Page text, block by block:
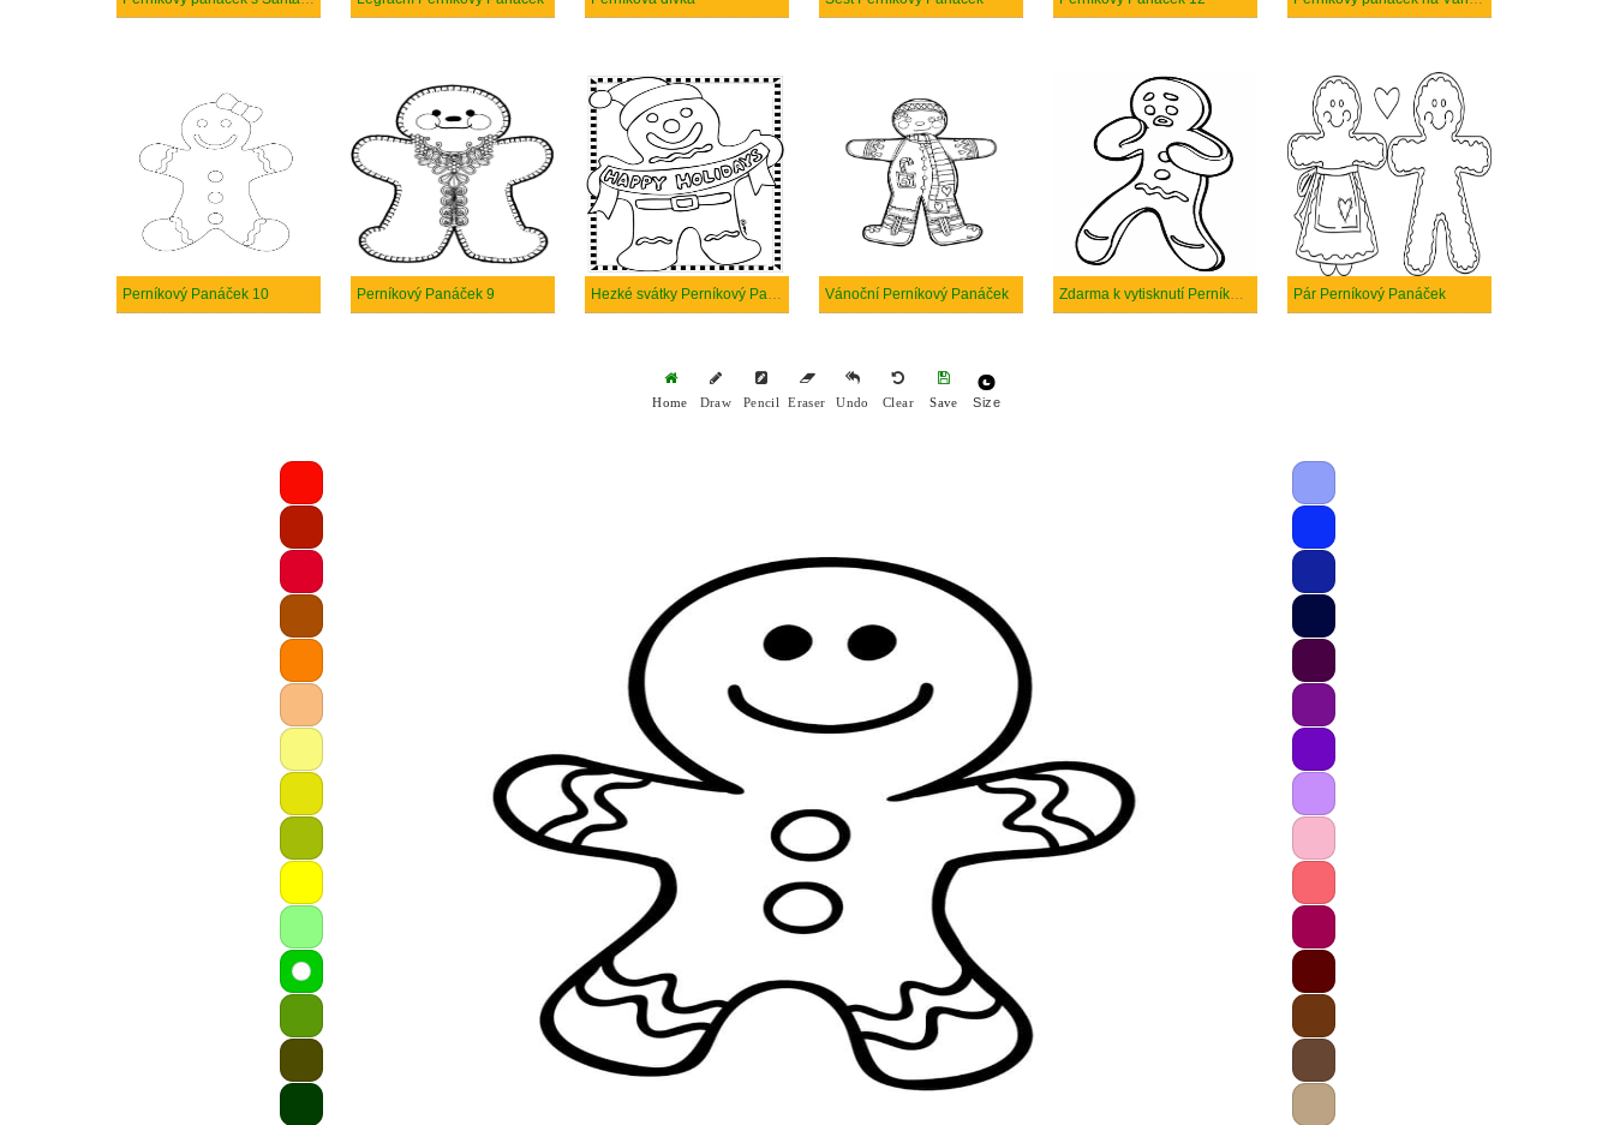
Perníkový Panáček 10 Perníkový Panáček 9 Hezké svátky Perníkový Panáček Vánoční Perníkový Panáček Zdarma k vytisknutí Perníkový Panáček Pár Perníkový Panáček
Home Draw Pencil Eraser Undo Clear Save Size